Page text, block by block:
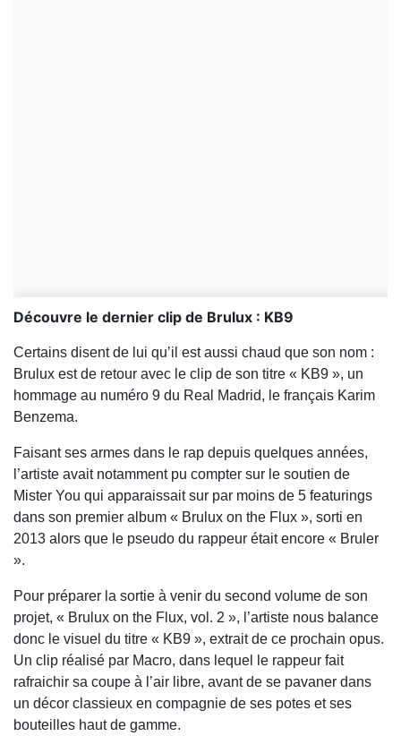
Découvre le dernier clip de Brulux : KB9
Certains disent de lui qu’il est aussi chaud que son nom :
Brulux est de retour avec le clip de son titre « KB9 », un
hommage au numéro 9 du Real Madrid, le français Karim
Benzema.
Faisant ses armes dans le rap depuis quelques années,
l’artiste avait notamment pu compter sur le soutien de
Mister You qui apparaissait sur par moins de 5 featurings
dans son premier album « Brulux on the Flux », sorti en
2013 alors que le pseudo du rappeur était encore « Bruler
».
Pour préparer la sortie à venir du second volume de son
projet, « Brulux on the Flux, vol. 2 », l’artiste nous balance
donc le visuel du titre « KB9 », extrait de ce prochain opus.
Un clip réalisé par Macro, dans lequel le rappeur fait
rafraichir sa coupe à l’air libre, avant de se pavaner dans
un décor classieux en compagnie de ses potes et ses
bouteilles haut de gamme.